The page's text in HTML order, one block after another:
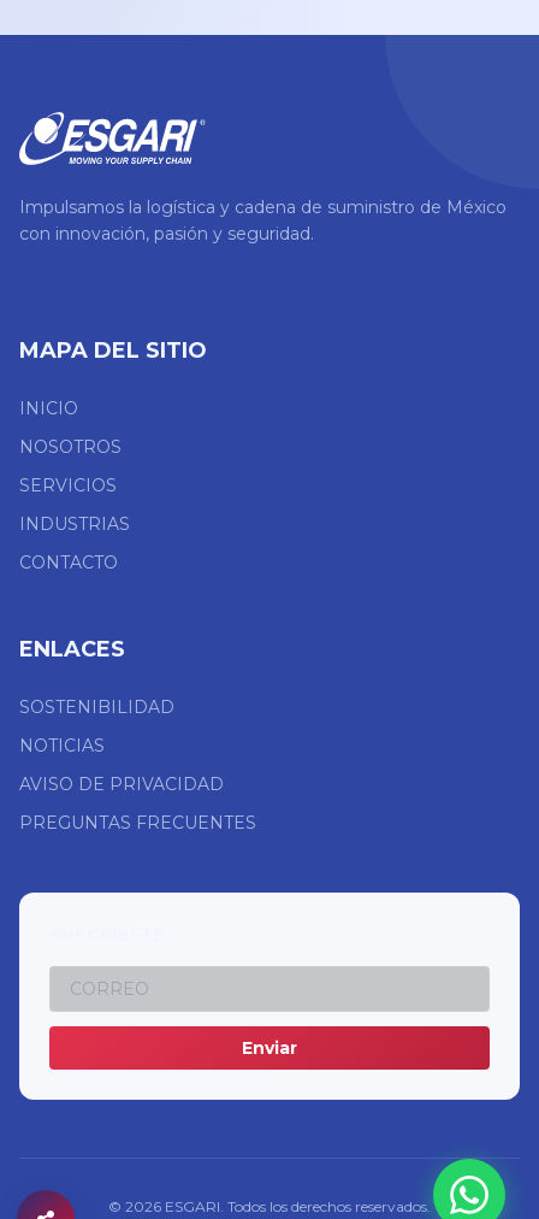
Impulsamos la logística y cadena de suministro de México
con innovación, pasión y seguridad.
MAPA DEL SITIO
INICIO
NOSOTROS
SERVICIOS
INDUSTRIAS
CONTACTO
ENLACES
SOSTENIBILIDAD
NOTICIAS
AVISO DE PRIVACIDAD
PREGUNTAS FRECUENTES
Enviar
© 2026 ESGARI. Todos los derechos reservados.